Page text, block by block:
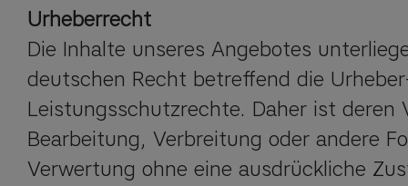
Urheberrecht
Die Inhalte unseres Angebotes
deutschen Recht betreffend die
Leistungsschutzrechte. Daher ist deren
Bearbeitung, Verbreitung oder andere
Verwertung ohne eine ausdrückliche